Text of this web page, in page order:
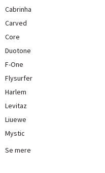
Cabrinha
Carved
Core
Duotone
F-One
Flysurfer
Harlem
Levitaz
Liuewe
Mystic
Se mere